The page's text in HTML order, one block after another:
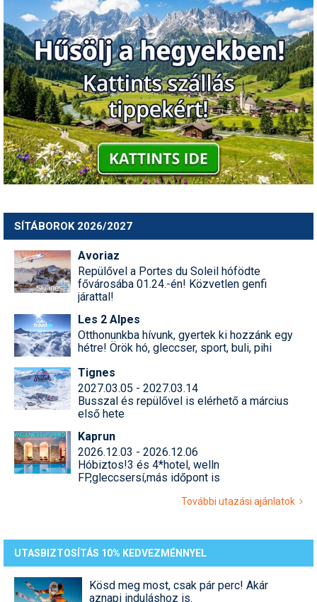
SÍTÁBOROK 2026/2027
Avoriaz
Repülővel a Portes du Soleil hófödte
fővárosába 01.24.-én! Közvetlen genfi
járattal!
Les 2 Alpes
Otthonunkba hívunk, gyertek ki hozzánk egy
hétre! Örök hó, gleccser, sport, buli, pihi
Tignes
2027.03.05 - 2027.03.14
Busszal és repülővel is elérhető a március
első hete
Kaprun
2026.12.03 - 2026.12.06
Hóbiztos!3 és 4*hotel, welln
FP,gleccsersí,más időpont is
További utazási ajánlatok
UTASBIZTOSÍTÁS 10% KEDVEZMÉNNYEL
Kösd meg most, csak pár perc! Akár
aznapi induláshoz is.